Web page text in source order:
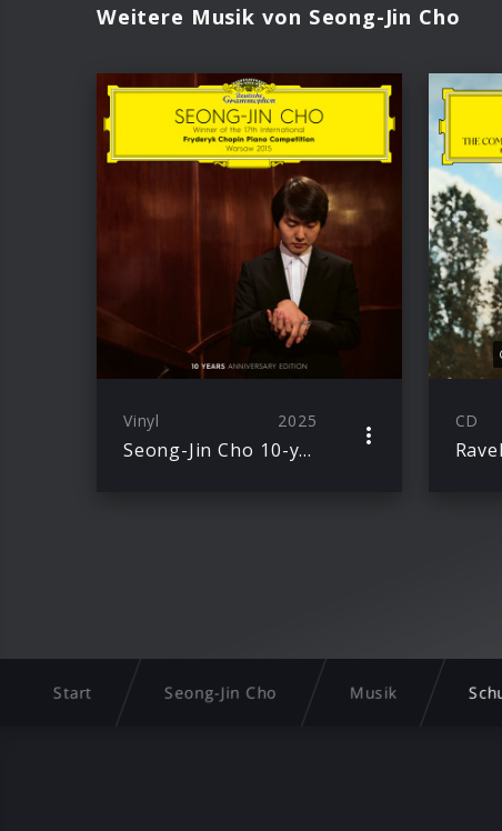
Weitere Musik von Seong-Jin Cho
Vinyl 2025
Seong-Jin Cho 10-year vinyl edition Chopin Piano Competition Winner
CD
Start Seong-Jin Cho Musik